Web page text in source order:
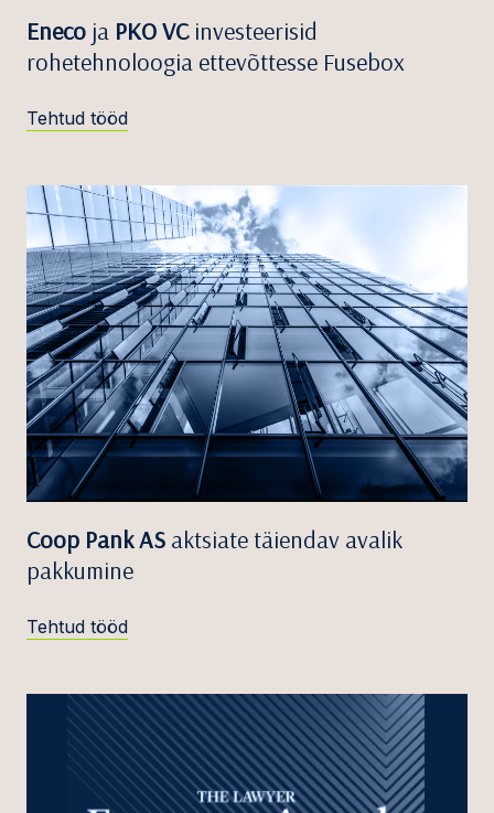
Eneco ja PKO VCinvesteerisid
rohetehnoloogia ettevõttesse Fusebox
Tehtud tööd
Coop Pank AS aktsiate täiendav avalik
pakkumine
Tehtud tööd